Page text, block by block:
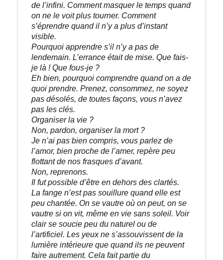
de l’infini. Comment masquer le temps quand
on ne le voit plus tourner. Comment
s’éprendre quand il n’y a plus d’instant
visible.
Pourquoi apprendre s’il n’y a pas de
lendemain. L’errance était de mise. Que fais-
je là ! Que fous-je ?
Eh bien, pourquoi comprendre quand on a de
quoi prendre. Prenez, consommez, ne soyez
pas désolés, de toutes façons, vous n’avez
pas les clés.
Organiser la vie ?
Non, pardon, organiser la mort ?
Je n’ai pas bien compris, vous parlez de
l’amor, bien proche de l’amer, repère peu
flottant de nos frasques d’avant.
Non, reprenons.
Il fut possible d’être en dehors des clartés.
La fange n’est pas souillure quand elle est
peu chantée. On se vautre où on peut, on se
vautre si on vit, même en vie sans soleil. Voir
clair se soucie peu du naturel ou de
l’artificiel. Les yeux ne s’assouvissent de la
lumière intérieure que quand ils ne peuvent
faire autrement. Cela fait partie du